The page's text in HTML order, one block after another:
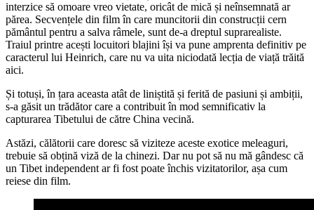
interzice să omoare vreo vietate, oricât de mică și neînsemnată ar
părea. Secvențele din film în care muncitorii din construcții cern
pământul pentru a salva râmele, sunt de-a dreptul suprarealiste.
Traiul printre acești locuitori blajini își va pune amprenta definitiv pe
caracterul lui Heinrich, care nu va uita niciodată lecția de viață trăită
aici.
Și totuși, în țara aceasta atât de liniștită și ferită de pasiuni și ambiții,
s-a găsit un trădător care a contribuit în mod semnificativ la
capturarea Tibetului de către China vecină.
Astăzi, călătorii care doresc să viziteze aceste exotice meleaguri,
trebuie să obțină viză de la chinezi. Dar nu pot să nu mă gândesc că
un Tibet independent ar fi fost poate închis vizitatorilor, așa cum
reiese din film.